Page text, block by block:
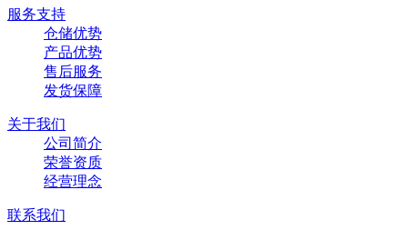
服务支持
仓储优势
产品优势
售后服务
发货保障
关于我们
公司简介
荣誉资质
经营理念
联系我们